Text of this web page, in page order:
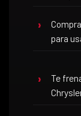
para
Te